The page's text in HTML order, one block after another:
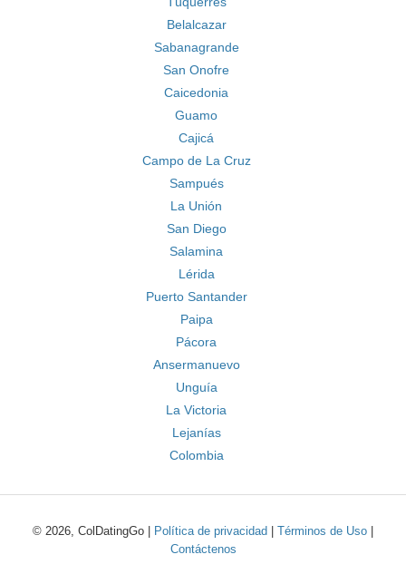
Belalcazar
Sabanagrande
San Onofre
Caicedonia
Guamo
Cajicá
Campo de La Cruz
Sampués
La Unión
San Diego
Salamina
Lérida
Puerto Santander
Paipa
Pácora
Ansermanuevo
Unguía
La Victoria
Lejanías
Colombia
© 2026, ColDatingGo | Política de privacidad Términos de Uso
Contáctenos